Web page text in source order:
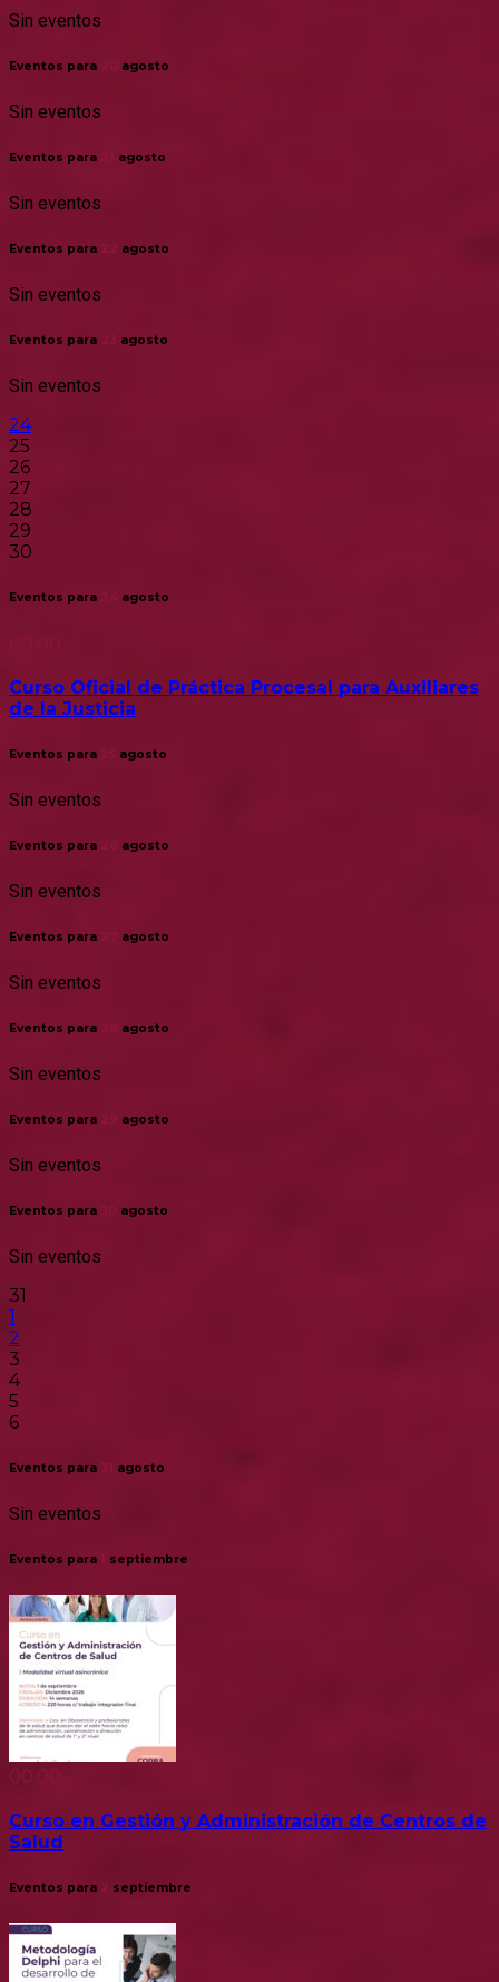
Sin eventos
Eventos para agosto
Sin eventos
Eventos para agosto
Sin eventos
Eventos para agosto
Sin eventos
Eventos para agosto
Sin eventos
24
25
26
27
28
29
30
Eventos para agosto
Curso Oficial de Práctica Procesal para Auxiliares
de la Justicia
Eventos para agosto
Sin eventos
Eventos para agosto
Sin eventos
Eventos para agosto
Sin eventos
Eventos para agosto
Sin eventos
Eventos para agosto
Sin eventos
Eventos para agosto
Sin eventos
31
1
2
3
4
5
6
Eventos para agosto
Sin eventos
Eventos para septiembre
00:00
Curso en Gestión y Administración de Centros de
Salud
Eventos para 2 septiembre